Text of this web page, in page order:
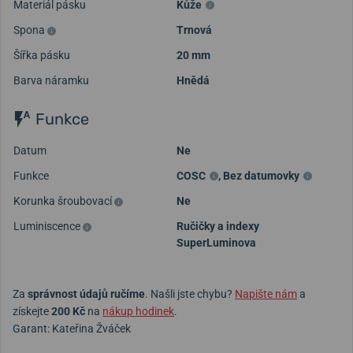
Materiál pásku
Kůže
Spona
Trnová
Šířka pásku
20 mm
Barva náramku
Hnědá
Funkce
Datum
Ne
Funkce
COSC , Bez datumovky
Korunka šroubovací
Ne
Luminiscence
Ručičky a indexy
SuperLuminova
Za správnost údajů ručíme. Našli jste chybu? Napište náma
získejte200 Kč na nákup hodinek.
Garant: Kateřina Žváček